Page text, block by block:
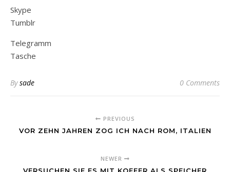
Skype
Tumblr
Telegramm
Tasche
Bysade 0 Comments
PREVIOUS
VOR ZEHN JAHREN ZOG ICH NACH ROM, ITALIEN
NEWER